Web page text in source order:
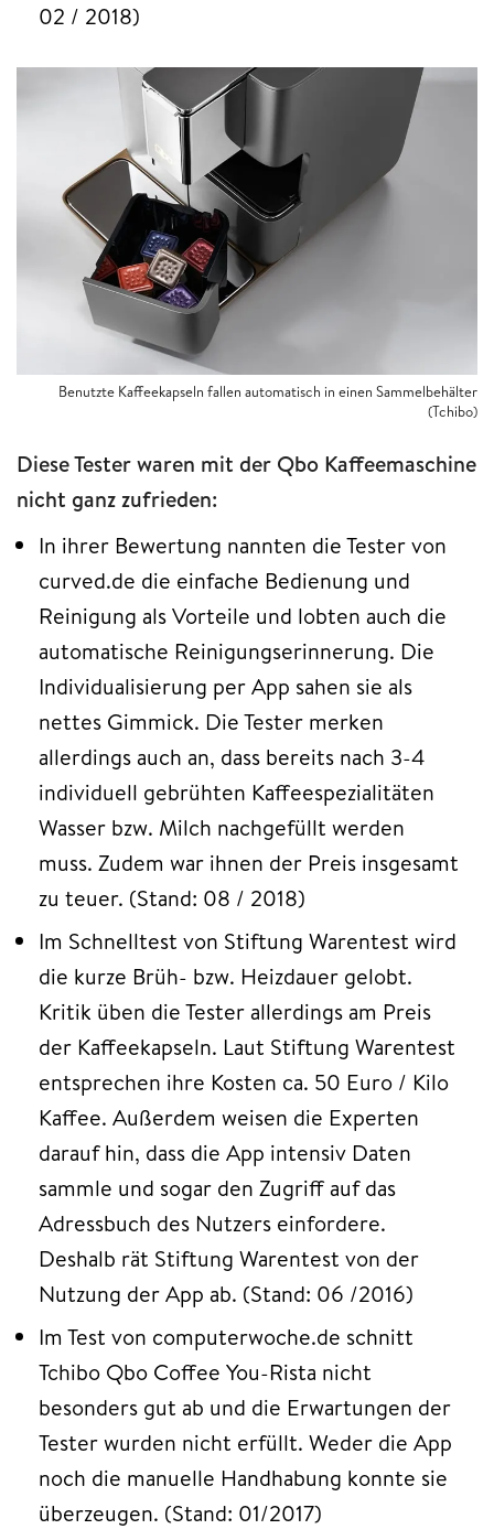
02 / 2018)
Benutzte Kaffeekapseln fallen automatisch in einen Sammelbehälter
(Tchibo)
Diese Tester waren mit der Qbo Kaffeemaschine
nicht ganz zufrieden:
In ihrer Bewertung nannten die Tester von
curved.de die einfache Bedienung und
Reinigung als Vorteile und lobten auch die
automatische Reinigungserinnerung. Die
Individualisierung per App sahen sie als
nettes Gimmick. Die Tester merken
allerdings auch an, dass bereits nach 3-4
individuell gebrühten Kaffeespezialitäten
Wasser bzw. Milch nachgefüllt werden
muss. Zudem war ihnen der Preis insgesamt
zu teuer. (Stand: 08 / 2018)
Im Schnelltest von Stiftung Warentest wird
die kurze Brüh- bzw. Heizdauer gelobt.
Kritik üben die Tester allerdings am Preis
der Kaffeekapseln. Laut Stiftung Warentest
entsprechen ihre Kosten ca. 50 Euro / Kilo
Kaffee. Außerdem weisen die Experten
darauf hin, dass die App intensiv Daten
sammle und sogar den Zugriff auf das
Adressbuch des Nutzers einfordere.
Deshalb rät Stiftung Warentest von der
Nutzung der App ab. (Stand: 06 /2016)
Im Test von computerwoche.de schnitt
Tchibo Qbo Coffee You-Rista nicht
besonders gut ab und die Erwartungen der
Tester wurden nicht erfüllt. Weder die App
noch die manuelle Handhabung konnte sie
überzeugen. (Stand: 01/2017)